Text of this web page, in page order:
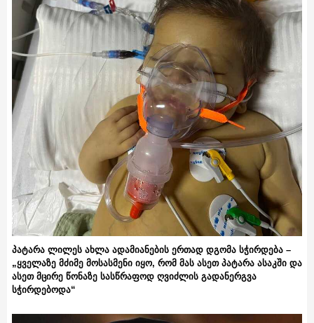
პატარა ლილეს ახლა ადამიანების ერთად დგომა სჭირდება –
„ყველაზე მძიმე მოსასმენი იყო, რომ მას ასეთ პატარა ასაკში და
ასეთ მცირე წონაზე სასწრაფოდ ღვიძლის გადანერგვა
სჭირდებოდა“